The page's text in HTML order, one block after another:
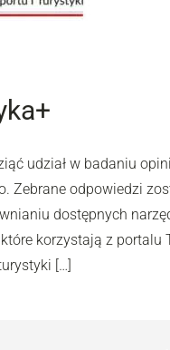
udział w badaniu
Zebrane odpowiedzi
dostępnych
korzystają z portalu
[…]